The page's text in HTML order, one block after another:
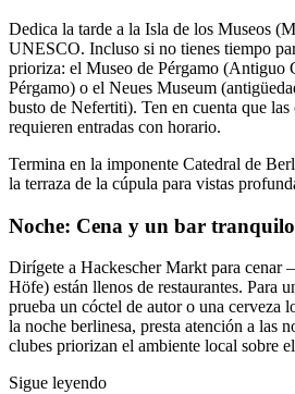
Dedica la tarde a la Isla de los Museos
UNESCO. Incluso si no tienes tiempo
prioriza: el Museo de Pérgamo (Antiguo
Pérgamo) o el Neues Museum
busto de Nefertiti). Ten en cuenta que
requieren entradas con horario.
Termina en la imponente Catedral de
la terraza de la cúpula para vistas
Noche: Cena y un bar tranquilo
Dirígete a Hackescher Markt para cenar
Höfe) están llenos de restaurantes. Para
prueba un cóctel de autor o una cerveza
la noche berlinesa, presta atención a las
clubes priorizan el ambiente local sobre
Sigue leyendo